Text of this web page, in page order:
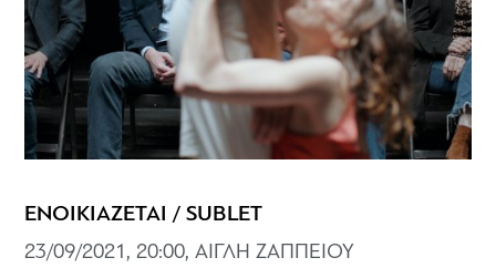
ΕΝΟΙΚΙΑΖΕΤΑΙ / SUBLET
23/09/2021, 20:00, ΑΙΓΛΗ ΖΑΠΠΕΙΟΥ